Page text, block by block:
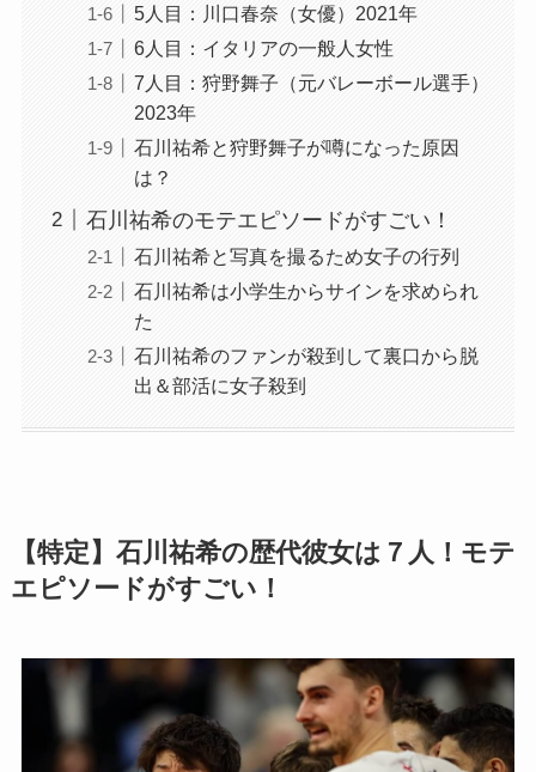
5人目：川口春奈（女優）2021年
6人目：イタリアの一般人女性
7人目：狩野舞子（元バレーボール選手）
2023年
石川祐希と狩野舞子が噂になった原因
は？
石川祐希のモテエピソードがすごい！
石川祐希と写真を撮るため女子の行列
石川祐希は小学生からサインを求められ
た
石川祐希のファンが殺到して裏口から脱
出＆部活に女子殺到
【特定】石川祐希の歴代彼女は７人！モテ
エピソードがすごい！